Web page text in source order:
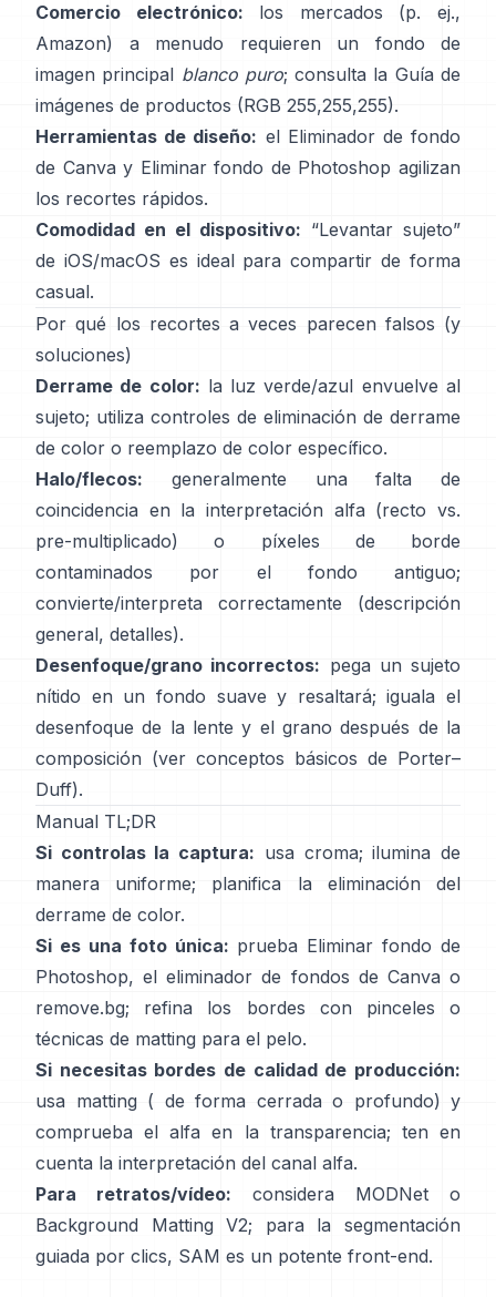
Comercio electrónico: los mercados (p. ej.,
Amazon) a menudo requieren un fondo de
imagen principal blanco puro; consulta la Guía de
imágenes de productos (RGB 255,255,255).
Herramientas de diseño: el Eliminador de fondo
de Canva y Eliminar fondo de Photoshop agilizan
los recortes rápidos.
Comodidad en el dispositivo: “Levantar sujeto”
de iOS/macOS es ideal para compartir de forma
casual.
Por qué los recortes a veces parecen falsos (y
soluciones)
Derrame de color: la luz verde/azul envuelve al
sujeto; utiliza controles de eliminación de derrame
de color o reemplazo de color específico.
Halo/flecos: generalmente una falta de
coincidencia en la interpretación alfa (recto vs.
pre-multiplicado) o píxeles de borde
contaminados por el fondo antiguo;
convierte/interpreta correctamente
(descripción
general, detalles).
Desenfoque/grano incorrectos: pega un sujeto
nítido en un fondo suave y resaltará; iguala el
desenfoque de la lente y el grano después de la
composición (ver conceptos básicos de Porter–
Duff).
Manual TL;DR
Si controlas la captura: usa croma; ilumina de
manera uniforme; planifica la
eliminación del
derrame de color.
Si es una foto única: prueba Eliminar fondo de
Photoshop, eleliminador de fondos de Canva o
remove.bg; refina los bordes con pinceles o
técnicas de matting para el pelo.
Si necesitas bordes de calidad de producción:
usa matting ( de forma cerrada o profundo) y
comprueba el alfa en la transparencia; ten en
cuenta la interpretación del canal alfa.
Para retratos/vídeo: considera MODNet o
Background Matting V2; para la segmentación
guiada por clics, SAM es un potente front-end.